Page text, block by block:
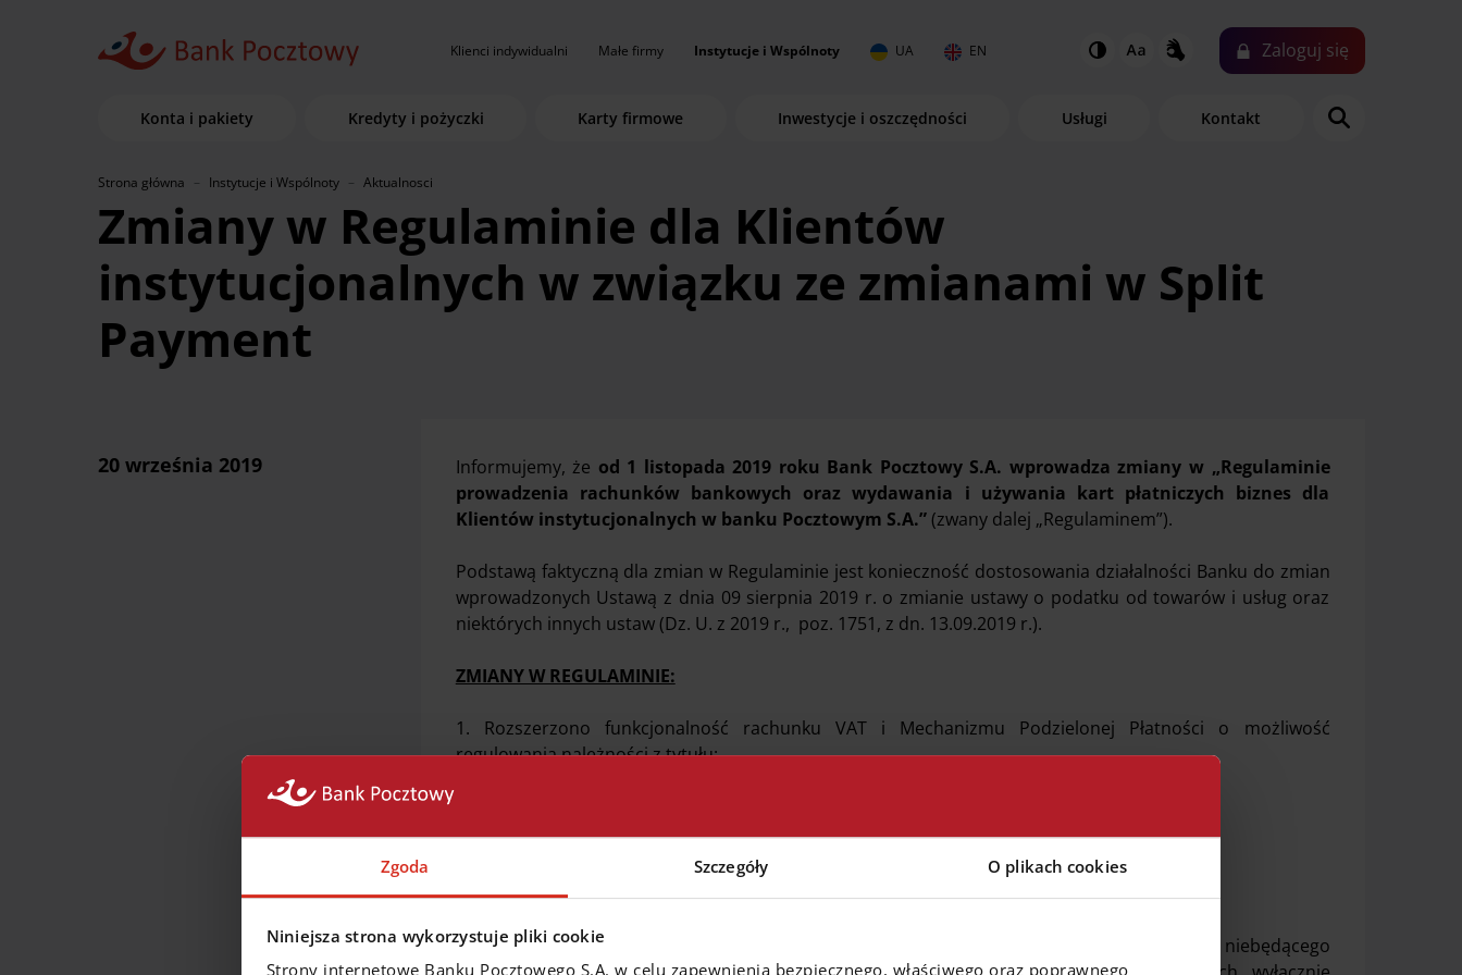
Zgoda Szczegóły O plikach cookies
Niniejsza strona wykorzystuje pliki cookie
Strony internetowe Banku Pocztowego S.A. w celu zapewnienia bezpiecznego, właściwego oraz poprawnego
Klienci indywidualni Małe firmy Instytucje i Wspólnoty UA EN Zaloguj się
Konta i pakiety Kredyty i pożyczki Karty firmowe Inwestycje i oszczędności Usługi Kontakt
Strona główna Instytucje i Wspólnoty Aktualnosci
Zmiany w Regulaminie dla Klientów
instytucjonalnych w związku ze zmianami w Split
Payment
20 września 2019 Informujemy, że od 1 listopada 2019 roku Bank Pocztowy S.A. wprowadza zmiany w „Regulaminie
prowadzenia rachunków bankowych oraz wydawania i używania kart płatniczych biznes dla
Klientów instytucjonalnych w banku Pocztowym S.A.”(zwany dalej „Regulaminem”).
Podstawą faktyczną dla zmian w Regulaminie jest konieczność dostosowania działalności Banku do zmian
wprowadzonych Ustawą z dnia 09 sierpnia 2019 r. o zmianie ustawy o podatku od towarów i usług oraz
niektórych innych ustaw (Dz. U. z 2019 r., poz. 1751, z dn. 13.09.2019 r.).
ZMIANY W REGULAMINIE:
1. Rozszerzono funkcjonalność rachunku VAT i Mechanizmu Podzielonej Płatności o możliwość
regulowania należności z tytułu:
składek ZUS.
2. Wprowadzono zapisy pozwalające na prowadzenie przez Bank wyodrębnionego rachunku niebędącego